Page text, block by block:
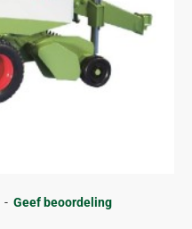
- Geef beoordeling